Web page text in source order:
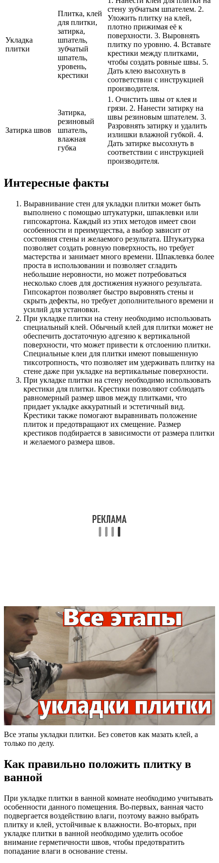
Укладка
плитки
Плитка, клей
для плитки,
затирка,
шпатель,
зубчатый
шпатель,
уровень,
крестики
стену зубчатым шпателем. 2.
Уложить плитку на клей,
плотно прижимая её к
поверхности. 3. Выровнять
плитку по уровню. 4. Вставьте
крестики между плитками,
чтобы создать ровные швы. 5.
Дать клею высохнуть в
соответствии с инструкцией
производителя.
Затирка швов
Затирка,
резиновый
шпатель,
влажная
губка
1. Очистить швы от клея и
грязи. 2. Нанести затирку на
швы резиновым шпателем. 3.
Разровнять затирку и удалить
излишки влажной губкой. 4.
Дать затирке высохнуть в
соответствии с инструкцией
производителя.
Интересные факты
Выравнивание стен для укладки плитки может быть
выполнено с помощью штукатурки, шпаклевки или
гипсокартона. Каждый из этих методов имеет свои
особенности и преимущества, а выбор зависит от
состояния стены и желаемого результата. Штукатурка
позволяет создать ровную поверхность, но требует
мастерства и занимает много времени. Шпаклевка более
проста в использовании и позволяет сгладить
небольшие неровности, но может потребоваться
несколько слоев для достижения нужного результата.
Гипсокартон позволяет быстро выровнять стены и
скрыть дефекты, но требует дополнительного времени и
усилий для установки.
При укладке плитки на стену необходимо использовать
специальный клей. Обычный клей для плитки может не
обеспечить достаточную адгезию к вертикальной
поверхности, что может привести к отслоению плитки.
Специальные клеи для плитки имеют повышенную
тиксотропность, что позволяет им удерживать плитку на
стене даже при укладке на вертикальные поверхности.
При укладке плитки на стену необходимо использовать
крестики для плитки. Крестики позволяют соблюдать
равномерный размер швов между плитками, что
придает укладке аккуратный и эстетичный вид.
Крестики также помогают выравнивать положение
плиток и предотвращают их смещение. Размер
крестиков подбирается в зависимости от размера плитки
и желаемого размера швов.
Все этапы укладки плитки. Без советов как мазать клей, а
только по делу.
Как правильно положить плитку в
ванной
При укладке плитки в ванной комнате необходимо учитывать
особенности данного помещения. Во-первых, ванная часто
подвергается воздействию влаги, поэтому важно выбрать
плитку и клей, устойчивые к влажности. Во-вторых, при
укладке плитки в ванной необходимо уделить особое
внимание герметичности швов, чтобы предотвратить
попадание влаги в основание стены.